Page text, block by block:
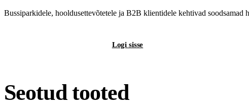
Bussiparkidele, hooldusettevõtetele ja B2B klientidele kehtivad soodsamad
Logi sisse
Seotud tooted